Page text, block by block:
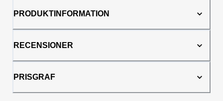
PRODUKTINFORMATION
RECENSIONER
PRISGRAF